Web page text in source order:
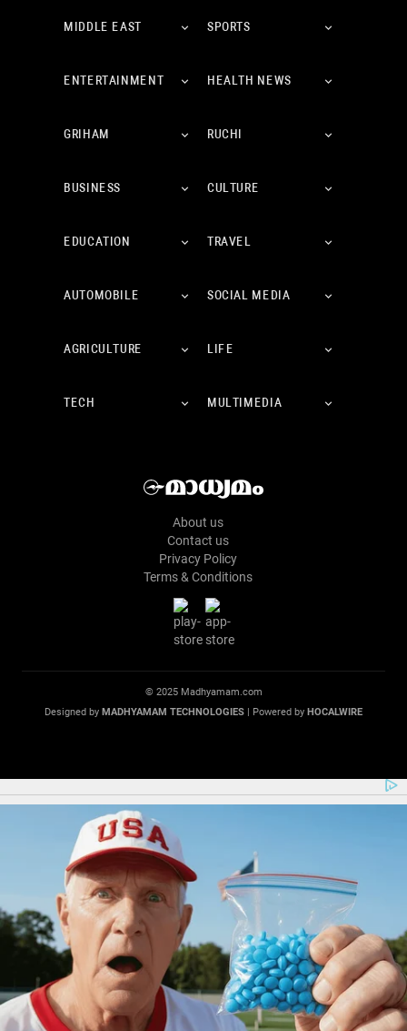
MIDDLE EAST SPORTS
ENTERTAINMENT HEALTH NEWS
GRIHAM RUCHI
BUSINESS CULTURE
EDUCATION TRAVEL
AUTOMOBILE SOCIAL MEDIA
AGRICULTURE LIFE
TECH MULTIMEDIA
About us
Contact us
Privacy Policy
Terms & Conditions
© 2025 Madhyamam.com
Designed by MADHYAMAM TECHNOLOGIES | Powered by HOCALWIRE